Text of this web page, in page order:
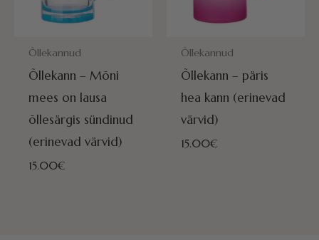
POSTITAMISEKS VALMIS HOMME!
Õllekannud
Õllekann – Mõni
mees on lausa
õllesärgis sündinud
(erinevad värvid)
15.00€
POSTITAMISEKS VALMIS
Õllekannud
Õllekann – päris
hea kann (erinevad
värvid)
15.00€